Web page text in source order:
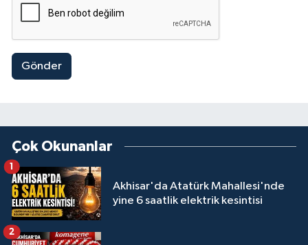
Gönder
Çok Okunanlar
Akhisar'da Atatürk Mahallesi'nde
yine 6 saatlik elektrik kesintisi
1
2